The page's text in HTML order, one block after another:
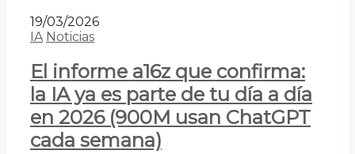
19/03/2026
IA Noticias
El informe a16z que confirma:
la IA ya es parte de tu día a día
en 2026 (900M usan ChatGPT
cada semana)